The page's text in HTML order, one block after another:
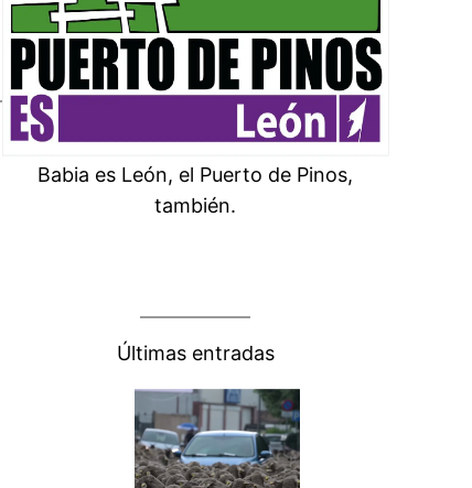
Babia es León, el Puerto de Pinos,
también.
Últimas entradas